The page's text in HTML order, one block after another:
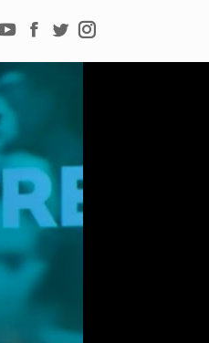
YouTube
Facebook
TwitterInstagram